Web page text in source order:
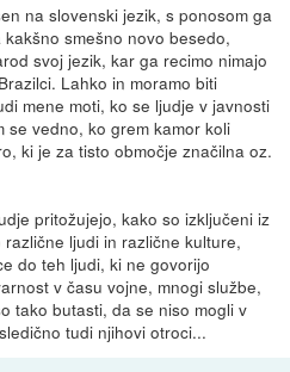
na slovenski jezik, s ponosom ga
smešno novo besedo,
svoj jezik, kar ga recimo nimajo
Lahko in moramo biti
mene moti, ko se ljudje v javnosti
se vedno, ko grem kamor koli
ki je za tisto območje značilna oz.
pritožujejo, kako so izključeni iz
ljudi in različne kulture,
do teh ljudi, ki ne govorijo
v času vojne, mnogi službe,
tako butasti, da se niso mogli v
tudi njihovi otroci...